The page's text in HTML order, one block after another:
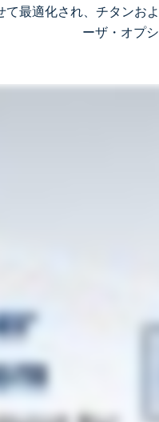
最適化され、チタン
ーザ・オプ